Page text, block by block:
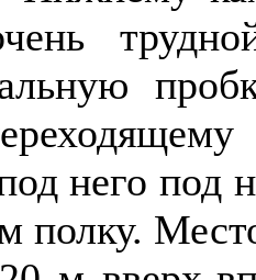
него под
полку.